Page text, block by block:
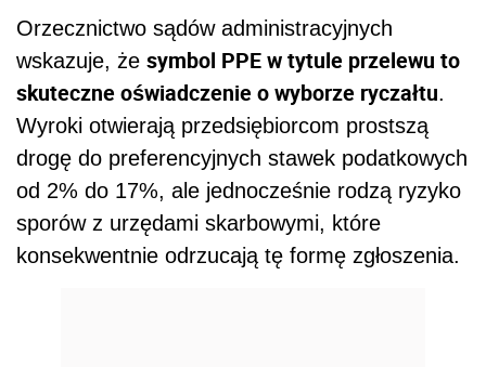
Orzecznictwo sądów administracyjnych
wskazuje, że symbol PPE w tytule przelewu to
skuteczne oświadczenie o wyborze ryczałtu.
Wyroki otwierają przedsiębiorcom prostszą
drogę do preferencyjnych stawek podatkowych
od 2% do 17%, ale jednocześnie rodzą ryzyko
sporów z urzędami skarbowymi, które
konsekwentnie odrzucają tę formę zgłoszenia.